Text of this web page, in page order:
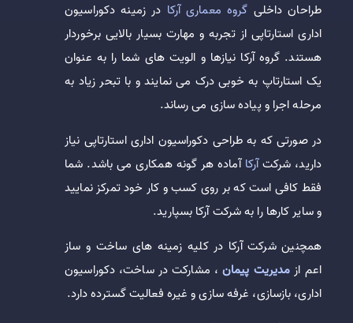
طراحان داخلی گروه معماری آرکا در زمینه دکوراسیون
اداری استارتاپی از تجربه و مهارت بسیار بالایی برخوردار
هستند. گروه آرکا نیازها و الویت های شما را به عنوان
یک استارتاپ به خوبی درک می نمایند و با تبحر زیاد به
مرحله اجرا و پیاده سازی می رساند.
در صورتی که به طراحی دکوراسیون اداری استارتاپی نیاز
دارید، شرکتآرکا آماده هر گونه همکاری می باشد. شما
فقط کافی است که بر روی کسب و کار خود تمرکز نمایید
و سایر کارها را به شرکت آرکا بسپارید.
همچنین شرکت آرکا در کلیه زمینه های ساخت و ساز
اعم از مدیریت پیمان ، مشارکت در ساخت، دکوراسیون
اداری، بازسازی، غرفه سازی و غیره فعالیت گسترده دارد.